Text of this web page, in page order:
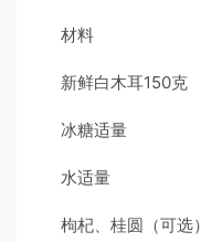
材料
新鲜白木耳150克
冰糖适量
水适量
枸杞、桂圆（可选）